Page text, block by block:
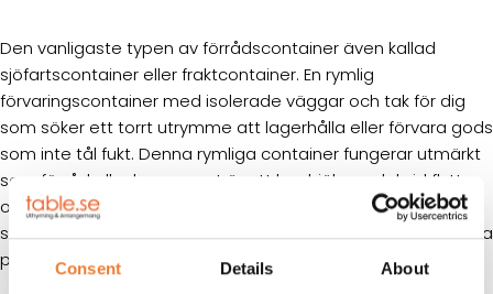
Consent Details About
Den vanligaste typen av förrådscontainer även kallad
sjöfartscontainer eller fraktcontainer. En rymlig
förvaringscontainer med isolerade väggar och tak för dig
som söker ett torrt utrymme att lagerhålla eller förvara gods
som inte tål fukt. Denna rymliga container fungerar utmärkt
som förråd eller lager samt är ett bra hjälpmedel vid flytt
och transportering av gods. Totalvolymen är hela 33 kbm
som räcker till hela bohag eller som arbetscontainer för flera
personer.